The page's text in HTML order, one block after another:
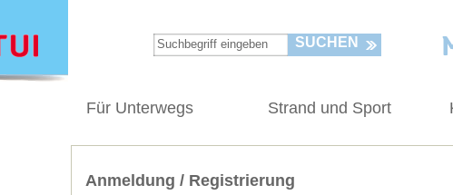
SUCHEN
Für Unterwegs Strand und Sport
Anmeldung / Registrierung